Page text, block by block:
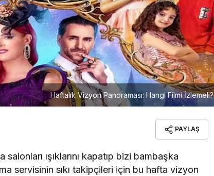
Haftalık Vizyon Panoraması: Hangi Filmi İzlemeli?
PAYLAŞ
ışıklarını kapatıp bizi bambaşka
servisinin sıkı takipçileri için bu hafta vizyon